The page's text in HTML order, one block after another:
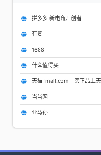
拼多多 新电商开创者
有赞
1688
什么值得买
天猫Tmall.com - 买正品上
当当网
亚马孙